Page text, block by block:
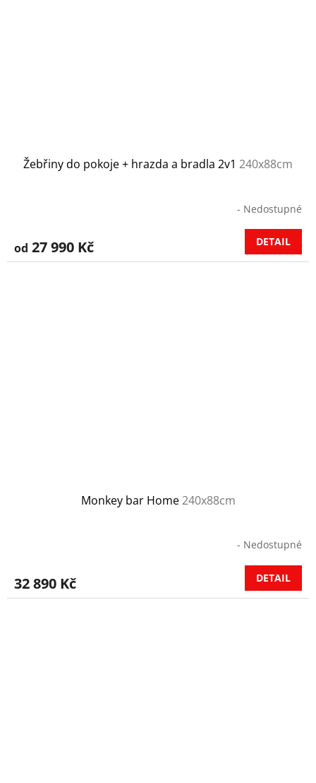
Žebřiny do pokoje + hrazda a bradla 2v1 240x88cm
- Nedostupné
od 27 990 Kč DETAIL
Monkey bar Home240x88cm
- Nedostupné
32 890 Kč DETAIL